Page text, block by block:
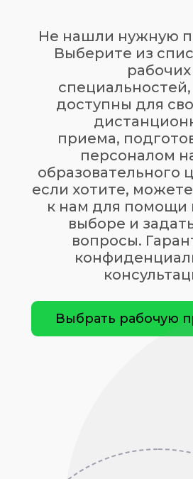
Не нашли нужную
Выберите из
рабочих
доступны для
приема,
персоналом
образовательного
если хотите,
к нам для помощи
выборе и
вопросы.
Выбрать рабочую